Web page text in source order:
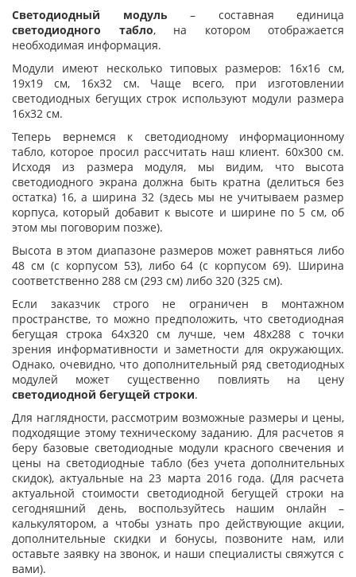
Светодиодный модуль – составная единица
светодиодного табло, на котором отображается
необходимая информация.
Модули имеют несколько типовых размеров: 16х16 см,
19х19 см, 16х32 см. Чаще всего, при изготовлении
светодиодных бегущих строк используют модули размера
16х32 см.
Теперь вернемся к светодиодному информационному
табло, которое просил рассчитать наш клиент. 60х300 см.
Исходя из размера модуля, мы видим, что высота
светодиодного экрана должна быть кратна (делиться без
остатка) 16, а ширина 32 (здесь мы не учитываем размер
корпуса, который добавит к высоте и ширине по 5 см, об
этом мы поговорим позже).
Высота в этом диапазоне размеров может равняться либо
48 см (с корпусом 53), либо 64 (с корпусом 69). Ширина
соответственно 288 см (293 см) либо 320 (325 см).
Если заказчик строго не ограничен в монтажном
пространстве, то можно предположить, что светодиодная
бегущая строка 64х320 см лучше, чем 48х288 с точки
зрения информативности и заметности для окружающих.
Однако, очевидно, что дополнительный ряд светодиодных
модулей может существенно повлиять на цену
светодиодной бегущей строки.
Для наглядности, рассмотрим возможные размеры и цены,
подходящие этому техническому заданию. Для расчетов я
беру базовые светодиодные модули красного свечения и
цены на светодиодные табло (без учета дополнительных
скидок), актуальные на 23 марта 2016 года. (Для расчета
актуальной стоимости светодиодной бегущей строки на
сегодняшний день, воспользуйтесь нашим онлайн –
калькулятором, а чтобы узнать про действующие акции,
дополнительные скидки и бонусы, позвоните нам, или
оставьте заявку на звонок, и наши специалисты свяжутся с
вами).